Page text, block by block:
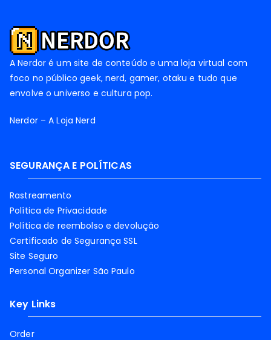
A Nerdor é um site de conteúdo e uma loja virtual com
foco no público geek, nerd, gamer, otaku e tudo que
envolve o universo e cultura pop.
Nerdor – A Loja Nerd
SEGURANÇA E POLÍTICAS
Rastreamento
Política de Privacidade
Política de reembolso e devolução
Certificado de Segurança SSL
Site Seguro
Personal Organizer São Paulo
Key Links
Order